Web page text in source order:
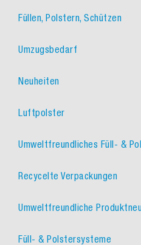
Füllen, Polstern, Schützen
Umzugsbedarf
Neuheiten
Luftpolster
Umweltfreundliches Füll- &
Recycelte Verpackungen
Umweltfreundliche
Füll- & Polstersysteme